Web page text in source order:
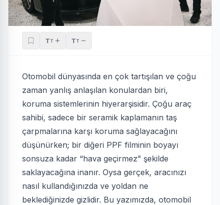
TT TT
Otomobil dünyasında en çok tartışılan ve çoğu
zaman yanlış anlaşılan konulardan biri,
koruma sistemlerinin hiyerarşisidir. Çoğu araç
sahibi, sadece bir seramik kaplamanın taş
çarpmalarına karşı koruma sağlayacağını
düşünürken; bir diğeri PPF filminin boyayı
sonsuza kadar “hava geçirmez” şekilde
saklayacağına inanır. Oysa gerçek, aracınızı
nasıl kullandığınızda ve yoldan ne
beklediğinizde gizlidir. Bu yazımızda, otomobil